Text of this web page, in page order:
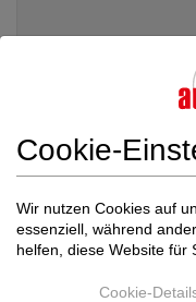
Cookie-
Wir nutzen Cookies auf
essenziell, während
helfen, diese Website für
Cookie-